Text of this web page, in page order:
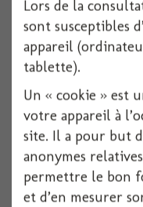
Lors de la
sont susceptibles
appareil
tablette).
Un « cookie » est
votre appareil à
site. Il a pour but
anonymes
permettre le bon
et d’en mesurer